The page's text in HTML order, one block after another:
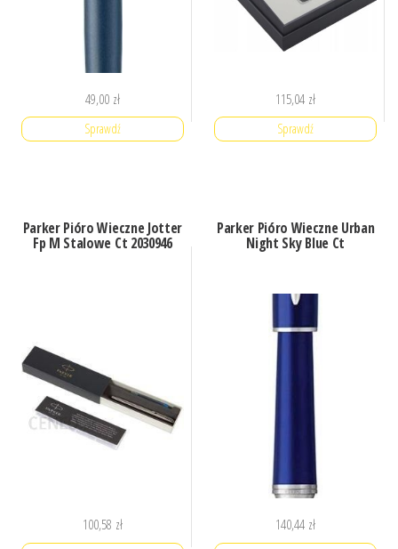
49,00 zł
Sprawdź
115,04 zł
Sprawdź
Parker Pióro Wieczne Jotter
Fp M Stalowe Ct 2030946
100,58 zł
Parker Pióro Wieczne Urban
Night Sky Blue Ct
140,44 zł